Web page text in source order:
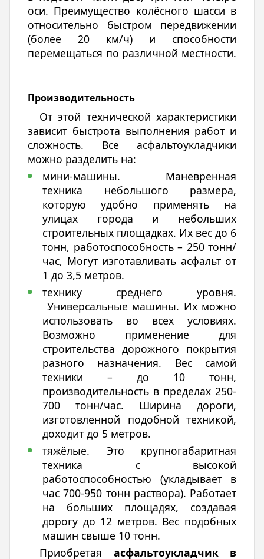
оси. Преимущество колёсного шасси в
относительно быстром передвижении
(более 20 км/ч) и способности
перемещаться по различной местности.
Производительность
От этой технической характеристики
зависит быстрота выполнения работ и
сложность. Все асфальтоукладчики
можно разделить на:
мини-машины. Маневренная
техника небольшого размера,
которую удобно применять на
улицах города и небольших
строительных площадках. Их вес до 6
тонн, работоспособность – 250 тонн/
час, Могут изготавливать асфальт от
1 до 3,5 метров.
технику среднего уровня.
Универсальные машины. Их можно
использовать во всех условиях.
Возможно применение для
строительства дорожного покрытия
разного назначения. Вес самой
техники – до 10 тонн,
производительность в пределах 250-
700 тонн/час. Ширина дороги,
изготовленной подобной техникой,
доходит до 5 метров.
тяжёлые. Это крупногабаритная
техника с высокой
работоспособностью (укладывает в
час 700-950 тонн раствора). Работает
на больших площадях, создавая
дорогу до 12 метров. Вес подобных
машин свыше 10 тонн.
Приобретая асфальтоукладчик в